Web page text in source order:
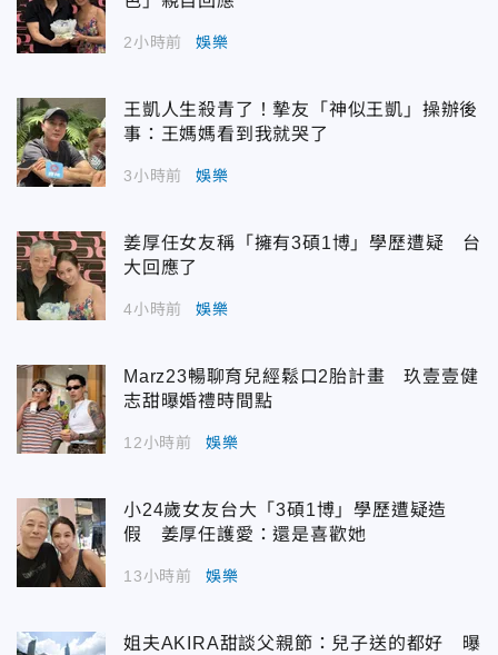
2小時前 娛樂
王凱人生殺青了！摯友「神似王凱」操辦後
事：王媽媽看到我就哭了
3小時前 娛樂
姜厚任女友稱「擁有3碩1博」學歷遭疑 台
大回應了
4小時前 娛樂
Marz23暢聊育兒經鬆口2胎計畫 玖壹壹健
志甜曝婚禮時間點
12小時前 娛樂
小24歲女友台大「3碩1博」學歷遭疑造
假 姜厚任護愛：還是喜歡她
13小時前 娛樂
姐夫AKIRA甜談父親節：兒子送的都好 曝